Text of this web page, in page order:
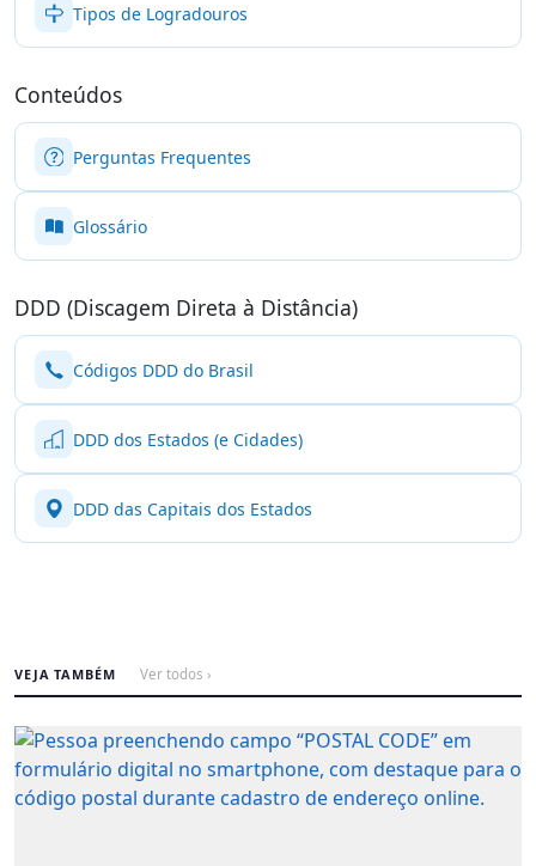
Tipos de Logradouros
Conteúdos
Perguntas Frequentes
Glossário
DDD (Discagem Direta à Distância)
Códigos DDD do Brasil
DDD dos Estados (e Cidades)
DDD das Capitais dos Estados
VEJA TAMBÉM Ver todos ›